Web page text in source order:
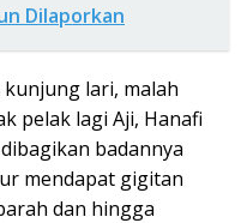
Dilaporkan
lari, malah
pelak lagi Aji, Hanafi
badannya
mendapat gigitan
dan hingga